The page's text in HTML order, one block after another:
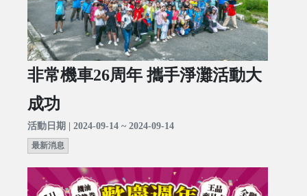
非常機車26周年 攜手淨灘活動大
成功
活動日期 | 2024-09-14 ~ 2024-09-14
最新消息